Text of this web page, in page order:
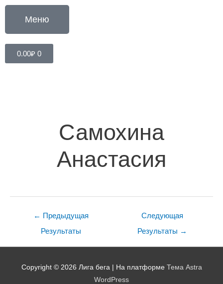
Перейти
Меню
0.00₽ 0
Cart
Самохина
Анастасия
← Предыдущая
Результаты
Следующая
Результаты →
Copyright © 2026 Лига бега | На платформе Тема Astra
WordPress